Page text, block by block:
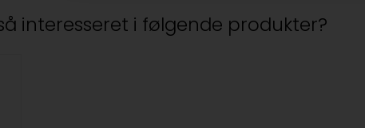
interesseret i følgende produkter?